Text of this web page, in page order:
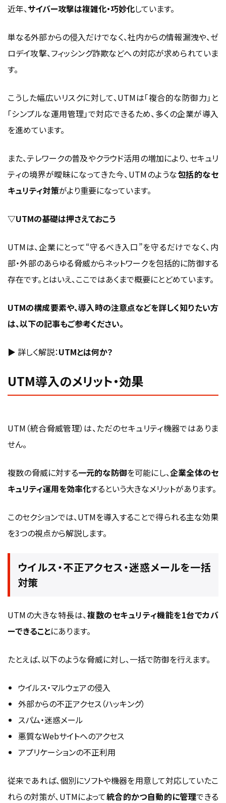
近年、サイバー攻撃は複雑化・巧妙化しています。
単なる外部からの侵入だけでなく、社内からの情報漏洩や、ゼ
ロデイ攻撃、フィッシング詐欺などへの対応が求められていま
す。
こうした幅広いリスクに対して、UTMは「複合的な防御力」と
「シンプルな運用管理」で対応できるため、多くの企業が導入
を進めています。
また、テレワークの普及やクラウド活用の増加により、セキュリ
ティの境界が曖昧になってきた今、UTMのような包括的なセ
キュリティ対策がより重要になっています。
▽UTMの基礎は押さえておこう
UTMは、企業にとって“守るべき入口”を守るだけでなく、内
部・外部のあらゆる脅威からネットワークを包括的に防御する
存在です。とはいえ、ここではあくまで概要にとどめています。
UTMの構成要素や、導入時の注意点などを詳しく知りたい方
は、以下の記事もご参考ください。
▶ 詳しく解説：UTMとは何か？
UTM導入のメリット・効果
UTM（統合脅威管理）は、ただのセキュリティ機器ではありま
せん。
複数の脅威に対する一元的な防御を可能にし、企業全体のセ
キュリティ運用を効率化するという大きなメリットがあります。
このセクションでは、UTMを導入することで得られる主な効果
を3つの視点から解説します。
ウイルス・不正アクセス・迷惑メールを一括
対策
UTMの大きな特長は、複数のセキュリティ機能を1台でカバ
ーできることにあります。
たとえば、以下のような脅威に対し、一括で防御を行えます。
ウイルス・マルウェアの侵入
外部からの不正アクセス（ハッキング）
スパム・迷惑メール
悪質なWebサイトへのアクセス
アプリケーションの不正利用
従来であれば、個別にソフトや機器を用意して対応していたこ
れらの対策が、UTMによって統合的かつ自動的に管理できる